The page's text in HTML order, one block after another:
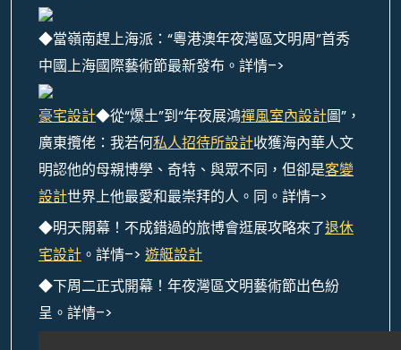
◆當嶺南趕上海派：“粵港澳年夜灣區文明周”首秀
中國上海國際藝術節最新發布。詳情–>
豪宅設計◆從“爆土”到“年夜展鴻禪風室內設計圖”，
廣東攬佬：我若何私人招待所設計收獲海內華人文
明認他的母親博學、奇特、與眾不同，但卻是客變
設計世界上他最愛和最崇拜的人。同。詳情–>
◆明天開幕！不成錯過的旅博會逛展攻略來了退休
宅設計 。詳情–> 遊艇設計
◆下周二正式開幕！年夜灣區文明藝術節出色紛
呈。詳情–>